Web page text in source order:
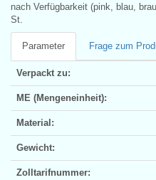
nach Verfügbarkeit (pink, blau,
St.
Parameter Frage zum
Verpackt zu:
ME (Mengeneinheit):
Material:
Gewicht:
Zolltarifnummer: